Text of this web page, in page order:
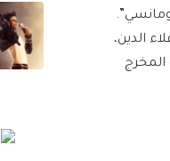
الدين،
المخرج